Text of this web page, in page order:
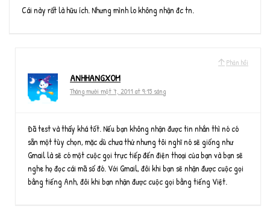
Cái này rất là hữu ích. Nhưng mình lo không nhận đc tn.
Phản hồi
ANHHANGXOM
Tháng mười một 7, 2011 at 9:15 sáng
Đã test và thấy khá tốt. Nếu bạn không nhận được tin nhắn thì nó có
sẵn một tùy chọn, mặc dù chưa thử nhưng tôi nghĩ nó sẽ giống như
Gmail là sẽ có một cuộc gọi trực tiếp đến điện thoại của bạn và bạn sẽ
nghe họ đọc cái mã số đó. Với Gmail, đôi khi bạn sẽ nhận được cuộc gọi
bằng tiếng Anh, đôi khi bạn nhận được cuộc gọi bằng tiếng Việt.